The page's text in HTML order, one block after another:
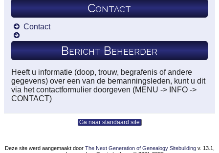
Contact
Contact
Bericht Beheerder
Heeft u informatie (doop, trouw, begrafenis of andere
gegevens) over een van de bemanningsleden, kunt u dit
via het contactformulier doorgeven (MENU -> INFO ->
CONTACT)
Ga naar standaard site
Deze site werd aangemaakt door The Next Generation of Genealogy Sitebuildingv. 13.1,